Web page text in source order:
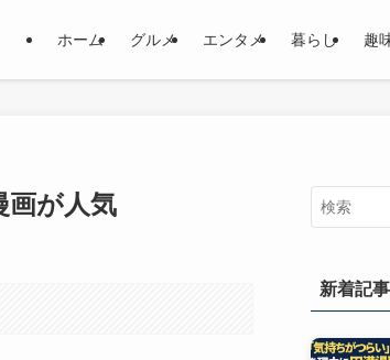
ホーム グルメ エンタメ 暮らし 趣
画が人気
新着記事